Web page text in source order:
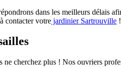
dans les meilleurs délais
contacter votre jardinier Sartrouville !
ne cherchez plus ! Nos ouvriers